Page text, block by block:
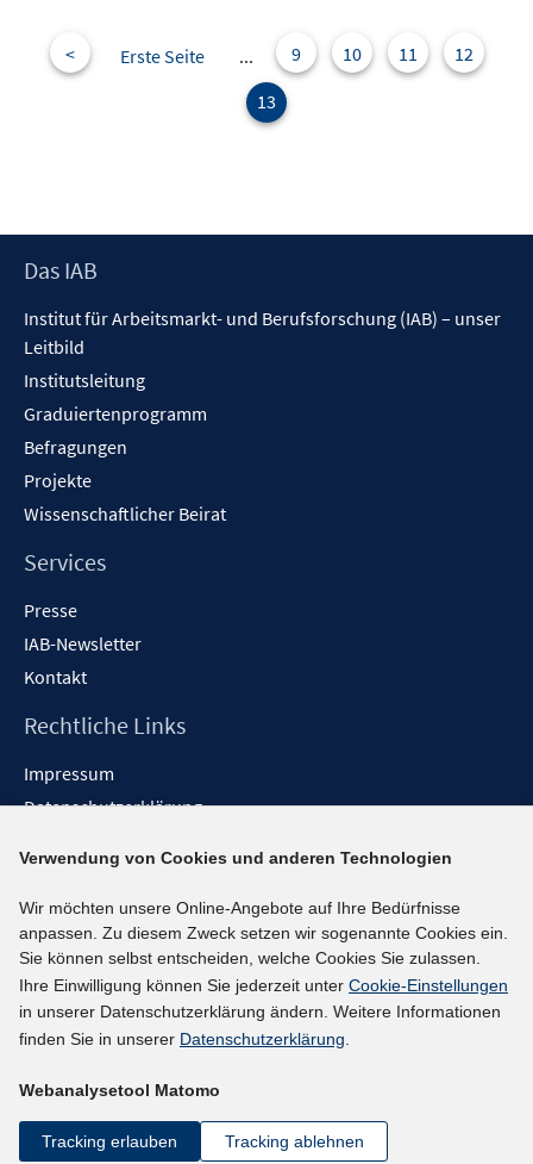
< Erste Seite ... 9 10 11
12
13
Footer
Das IAB
Institut für Arbeitsmarkt- und Berufsforschung (IAB) – unser
Leitbild
Institutsleitung
Graduiertenprogramm
Befragungen
Projekte
Wissenschaftlicher Beirat
Services
Presse
IAB-Newsletter
Kontakt
Rechtliche Links
Impressum
Datenschutzerklärung
Barrieren melden
Social-Media-Kanäle
BlueSky
YouTube
LinkedIn
kununu
Netiquette
Verwendung von Cookies und anderen Technologien
Wir möchten unsere Online-Angebote auf Ihre Bedürfnisse
anpassen. Zu diesem Zweck setzen wir sogenannte Cookies ein.
Sie können selbst entscheiden, welche Cookies Sie zulassen.
Ihre Einwilligung können Sie jederzeit unter Cookie-Einstellungen
in unserer Datenschutzerklärung ändern. Weitere Informationen
finden Sie in unserer Datenschutzerklärung.
Webanalysetool Matomo
Tracking erlauben Tracking ablehnen